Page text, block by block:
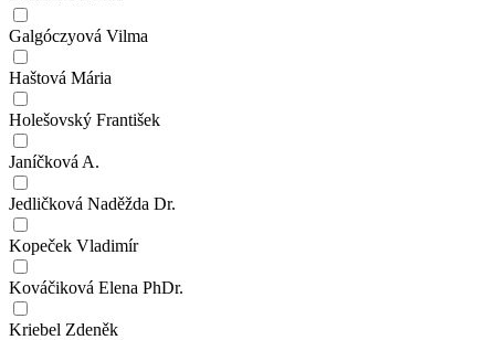
Galgóczyová Vilma
Haštová Mária
Holešovský František
Janíčková A.
Jedličková Naděžda Dr.
Kopeček Vladimír
Kováčiková Elena PhDr.
Kriebel Zdeněk